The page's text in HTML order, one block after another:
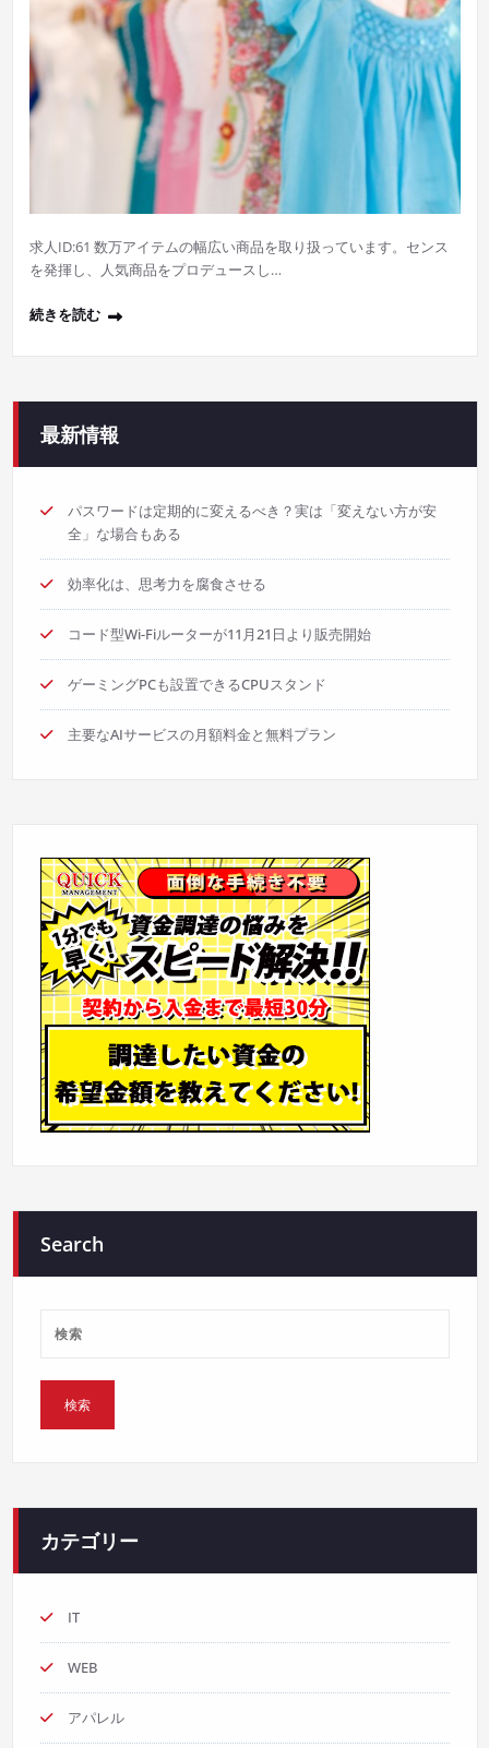
求人ID:61 数万アイテムの幅広い商品を取り扱っています。センス
を発揮し、人気商品をプロデュースし…
続きを読む
最新情報
パスワードは定期的に変えるべき？実は「変えない方が安
全」な場合もある
効率化は、思考力を腐食させる
コード型Wi-Fiルーターが11月21日より販売開始
ゲーミングPCも設置できるCPUスタンド
主要なAIサービスの月額料金と無料プラン
Search
カテゴリー
IT
WEB
アパレル